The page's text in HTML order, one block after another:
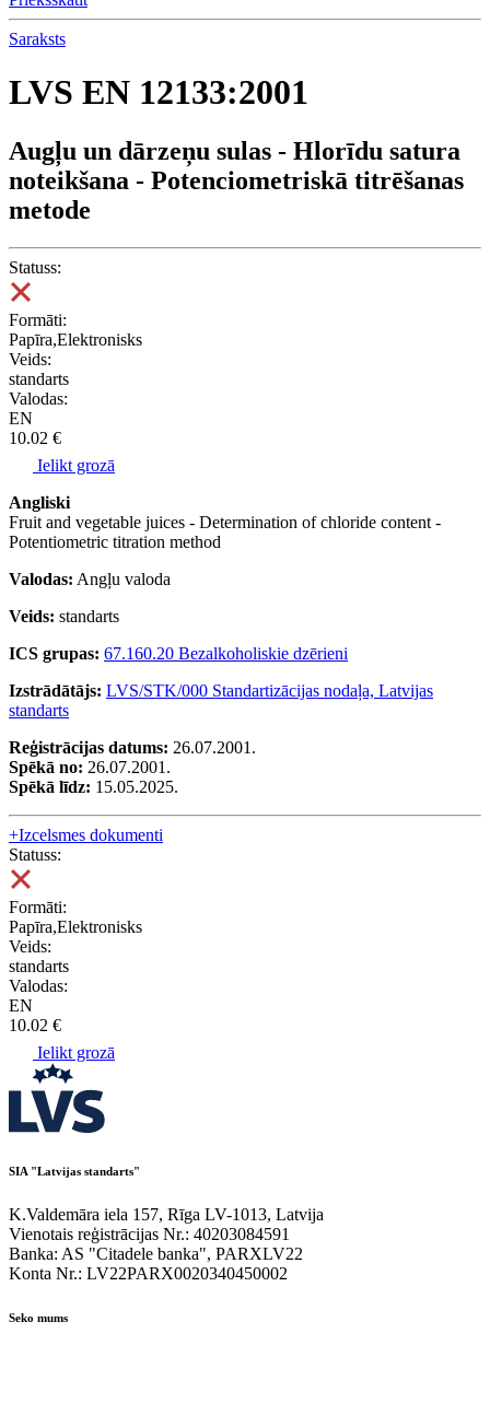
Saraksts
LVS EN 12133:2001
Augļu un dārzeņu sulas - Hlorīdu satura
noteikšana - Potenciometriskā titrēšanas
metode
Statuss:
Formāti:
Papīra,Elektronisks
Veids:
standarts
Valodas:
EN
10.02 €
Ielikt grozā
Angliski
Fruit and vegetable juices - Determination of chloride content -
Potentiometric titration method
Valodas: Angļu valoda
Veids: standarts
ICS grupas: 67.160.20 Bezalkoholiskie dzērieni
Izstrādātājs: LVS/STK/000 Standartizācijas nodaļa, Latvijas
standarts
Reģistrācijas datums: 26.07.2001.
Spēkā no: 26.07.2001.
Spēkā līdz: 15.05.2025.
+Izcelsmes dokumenti
Statuss:
Formāti:
Papīra,Elektronisks
Veids:
standarts
Valodas:
EN
10.02 €
Ielikt grozā
SIA "Latvijas standarts"
K.Valdemāra iela 157, Rīga LV-1013, Latvija
Vienotais reģistrācijas Nr.: 40203084591
Banka: AS "Citadele banka", PARXLV22
Konta Nr.: LV22PARX0020340450002
Seko mums